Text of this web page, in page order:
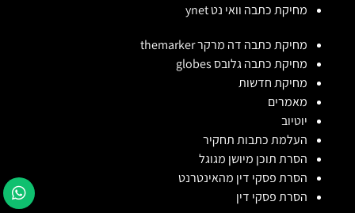
מחיקת כתבה וואי נט ynet
מחיקת כתבה דה מרקר themarker
מחיקת כתבה גלובס globes
מחיקת חדשות
מאמרים
יוטיוב
העלמת כתבות תחקיר
הסרת תוכן מיושן מגוגל
הסרת פסקי דין מהאינטרנט
הסרת פסקי דין